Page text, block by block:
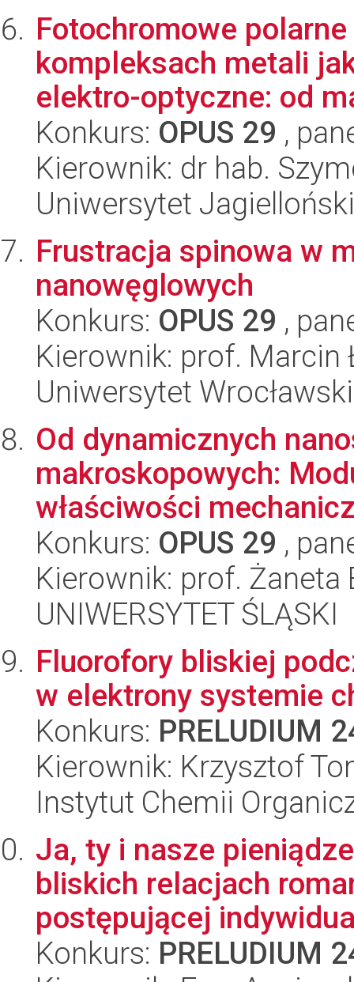
Fotochromowe
kompleksach metali
elektro-optyczne: od
Konkurs: OPUS 29 ,
Kierownik: dr hab.
Uniwersytet Jagielloński
Frustracja spinowa w
nanowęglowych
Konkurs: OPUS 29 ,
Kierownik: prof. Marcin
Uniwersytet Wrocławski
Od dynamicznych
makroskopowych:
właściwości
Konkurs: OPUS 29 ,
Kierownik: prof. Żaneta
UNIWERSYTET ŚLĄSKI
Fluorofory bliskiej
w elektrony systemie
Konkurs: PRELUDIUM
Kierownik: Krzysztof
Instytut Chemii
Ja, ty i nasze
bliskich relacjach
postępującej
Konkurs: PRELUDIUM